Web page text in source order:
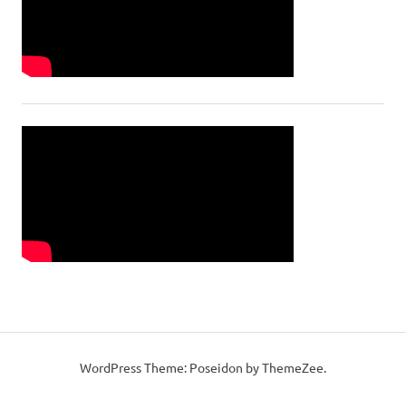
WordPress Theme: Poseidon by ThemeZee.